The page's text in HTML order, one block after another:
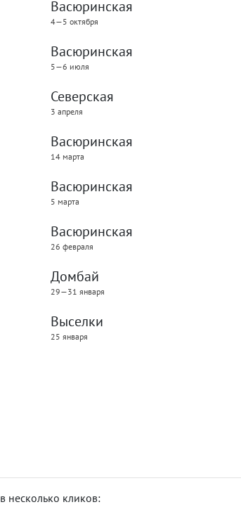
Васюринская
4—5 октября
Васюринская
5—6 июля
Северская
3 апреля
Васюринская
14 марта
Васюринская
5 марта
Васюринская
26 февраля
Домбай
29—31 января
Выселки
25 января
в несколько кликов: